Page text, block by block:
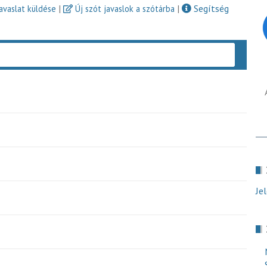
küldése | Új szót javaslok a szótárba | Segítség